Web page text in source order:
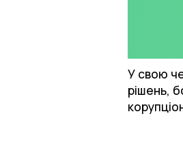
У свою
рішень,